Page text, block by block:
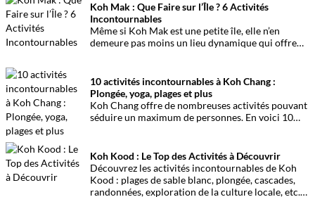
Koh Mak : Que Faire sur l’Île ? 6 Activités
Incontournables
Même si Koh Mak est une petite île, elle n’en
demeure pas moins un lieu dynamique qui offre
10 activités incontournables à Koh Chang :
Plongée, yoga, plages et plus
Koh Chang offre de nombreuses activités pouvant
séduire un maximum de personnes. En voici 10
Koh Kood : Le Top des Activités à Découvrir
Découvrez les activités incontournables de Koh
Kood : plages de sable blanc, plongée, cascades,
randonnées, exploration de la culture locale, etc.